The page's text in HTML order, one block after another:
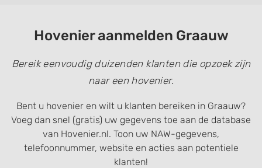
Hovenier aanmelden Graauw
Bereik eenvoudig duizenden klanten die opzoek zijn
naar een hovenier.
Bent u hovenier en wilt u klanten bereiken in Graauw?
Voeg dan snel (gratis) uw gegevens toe aan de database
van Hovenier.nl. Toon uw NAW-gegevens,
telefoonnummer, website en acties aan potentiele
klanten!